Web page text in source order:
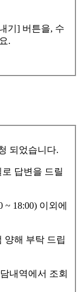
기] 버튼을, 수
.
되었습니다.
답변을 드릴
18:00) 이외에
양해 부탁 드립
내역에서 조회